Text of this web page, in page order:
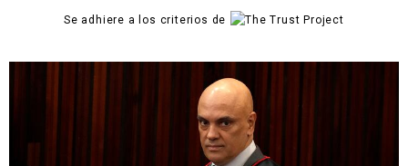
Se adhiere a los criterios de